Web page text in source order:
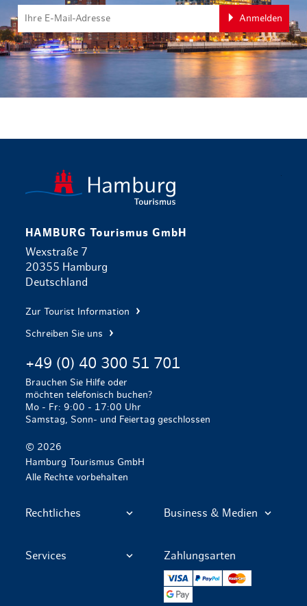
Anmelden
HAMBURG Tourismus GmbH
Wexstraße 7
20355 Hamburg
Deutschland
Zur Tourist Information
Schreiben Sie uns
+49 (0) 40 300 51 701
Brauchen Sie Hilfe oder
möchten telefonisch buchen?
Mo - Fr: 9:00 - 17:00 Uhr
Samstag, Sonn- und Feiertag geschlossen
© 2026
Hamburg Tourismus GmbH
Alle Rechte vorbehalten
Rechtliches Business & Medien
Services Zahlungsarten
VISA PayPal